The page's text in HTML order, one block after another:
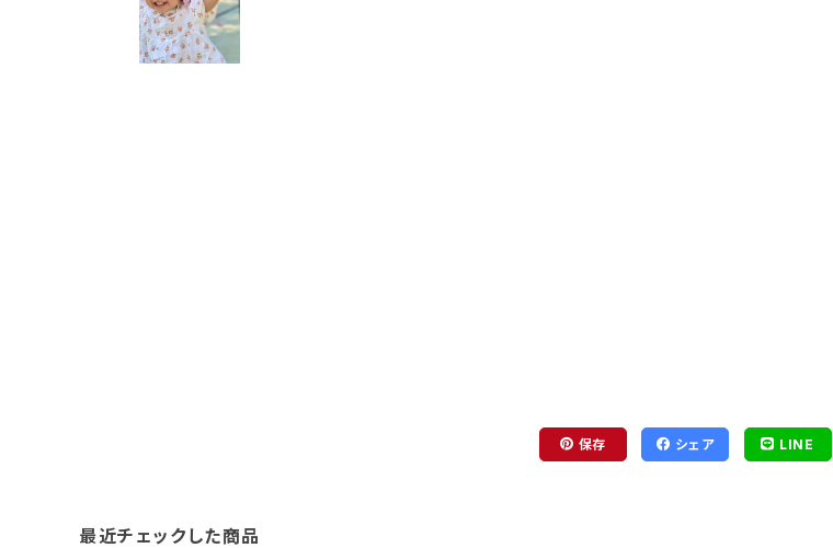
保存 シェア LINE
最近チェックした商品